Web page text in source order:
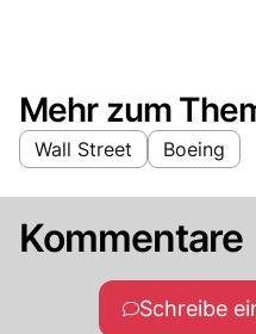
Mehr zum
Wall Street Boeing
Kommentare
Schreibe